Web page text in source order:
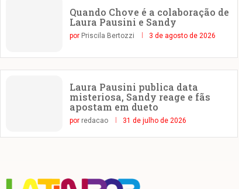
Quando Chove é a colaboração de
Laura Pausini e Sandy
por Priscila Bertozzi 3 de agosto de 2026
Laura Pausini publica data
misteriosa, Sandy reage e fãs
apostam em dueto
por redacao 31 de julho de 2026